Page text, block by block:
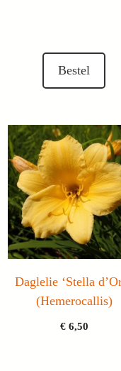
Bestel
Daglelie ‘Stella
(Hemerocallis)
€6,50